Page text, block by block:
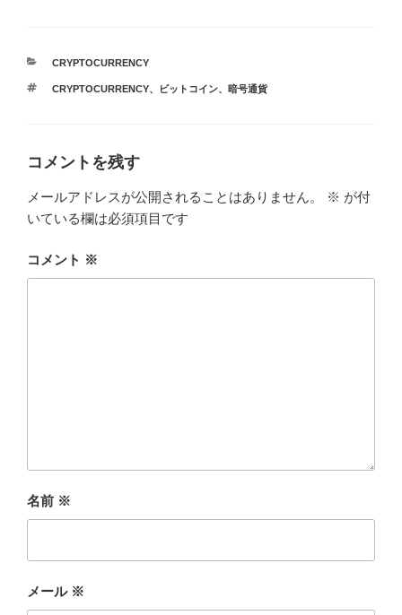
カ
ゴ
CRYPTOCURRENCY
タ
CRYPTOCURRENCY、 ビットコイン、 暗号通貨
コメントを残す
メールアドレスが公開されることはありません。 ※ が付
いている欄は必須項目です
コメント ※
名前 ※
メール ※